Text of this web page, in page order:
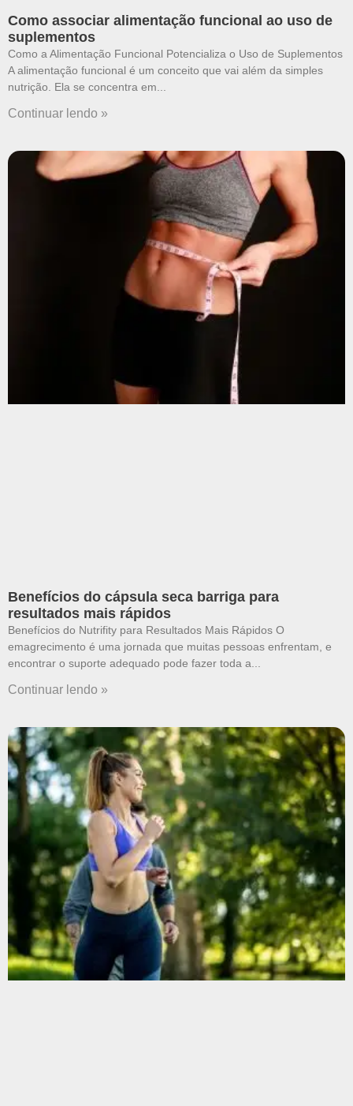
Como associar alimentação funcional ao uso de
suplementos
Como a Alimentação Funcional Potencializa o Uso de Suplementos
A alimentação funcional é um conceito que vai além da simples
nutrição. Ela se concentra em
Continuar lendo »
Benefícios do cápsula seca barriga para
resultados mais rápidos
Benefícios do Nutrifity para Resultados Mais Rápidos O
emagrecimento é uma jornada que muitas pessoas enfrentam, e
encontrar o suporte adequado pode fazer toda a
Continuar lendo »